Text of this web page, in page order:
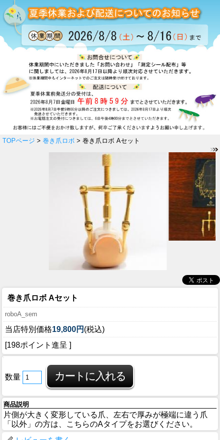
TOPページ > 巻き爪ロボ > 巻き爪ロボ Aセット
巻き爪ロボ Aセット
roboA_sem
当店特別価格19,800円 (税込)
[198ポイント進呈 ]
数量
商品説明
片側が大きく変形している爪、左右で厚みが極端に違う爪
「以外」の方は、こちらのAタイプをお選びください。